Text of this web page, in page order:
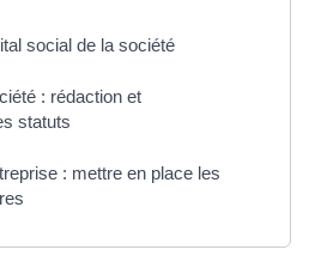
social de la société
: rédaction et
statuts
: mettre en place les